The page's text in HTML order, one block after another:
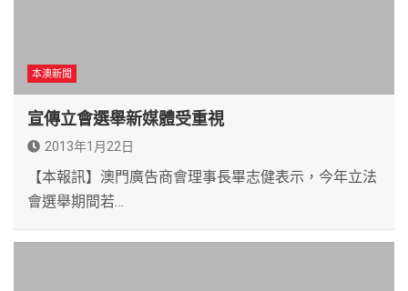
本澳新聞
宣傳立會選舉新媒體受重視
2013年1月22日
【本報訊】澳門廣告商會理事長畢志健表示，今年立法
會選舉期間若…